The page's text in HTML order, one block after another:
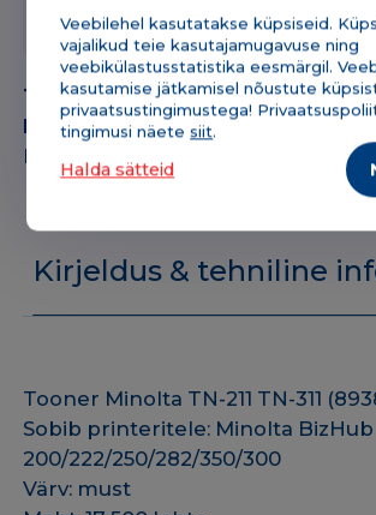
Veebilehel kasutatakse küpsiseid.
vajalikud teie kasutajamugavuse ning
veebikülastusstatistika eesmärgil.
kasutamise jätkamisel nõustute
privaatsustingimustega!
tingimusi näetesiit.
Halda sätteid
Tooner
Minolta
TN-
211/311
BK
must
kogus
Tootekood: 171SKTN211
Kategooria: Printerite toonerid
Bränd:
Kirjeldus & tehniline
Tooner Minolta TN-211 TN-311
Sobib printeritele: Minolta BizHub
200/222/250/282/350/300
Värv: must